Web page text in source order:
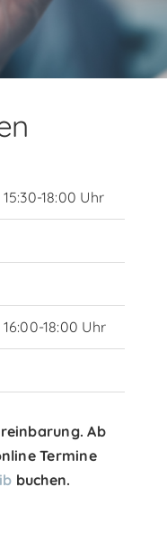
18:00 Uhr
18:00 Uhr
Ab
Termine
buchen.